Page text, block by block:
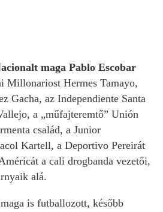
maga Pablo Escobar
Millonariost Hermes Tamayo,
Gacha, az Independiente Santa
a „műfajteremtő” Unión
család, a Junior
Kartell, a Deportivo Pereirát
a cali drogbanda vezetői,
alá.
is futballozott, később